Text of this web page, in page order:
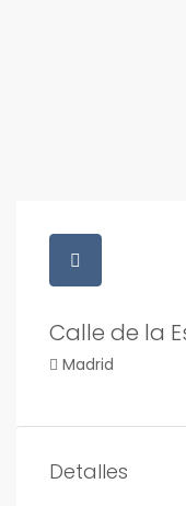
Calle de la
Madrid
Detalles